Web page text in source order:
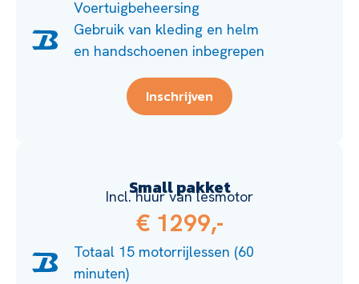
Voertuigbeheersing
Gebruik van kleding en helm
en handschoenen inbegrepen
Inschrijven
Small pakket
Incl. huur van lesmotor
€ 1299,-
Totaal 15 motorrijlessen (60
minuten)